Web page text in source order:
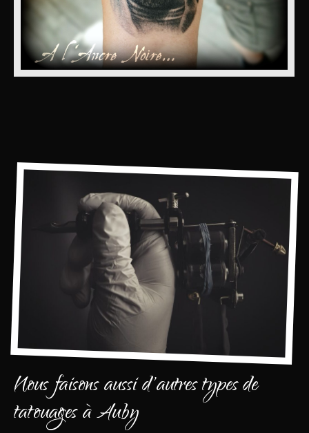
Nous faisons aussi d'autres types de
tatouages à Auby